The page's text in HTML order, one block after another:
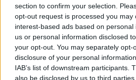
section to confirm your selection.
opt-out request is processed you may
interest-based ads based on
us or personal information disclosed
your opt-out. You may separately opt-
disclosure of your personal
IAB’s list of downstream participants.
also be disclosed by us to third
špatně načasovaným renovacím
7.7.2026 | PRAHA ( Ekolist.cz
Diskuse: 2
se
nový